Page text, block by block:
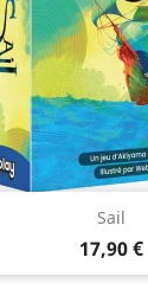
Sail
Prix
17,90 €
Aperçu